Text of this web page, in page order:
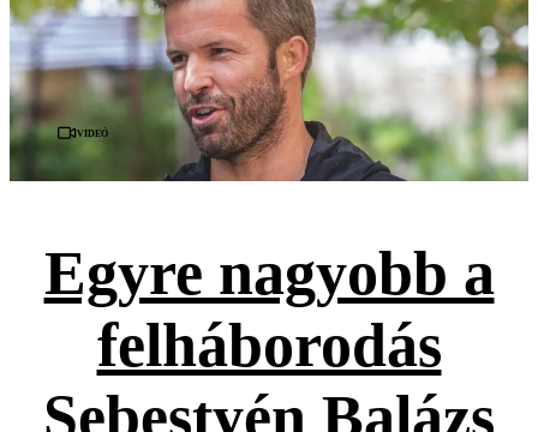
Videó
Egyre nagyobb a
felháborodás
Sebestyén Balázs